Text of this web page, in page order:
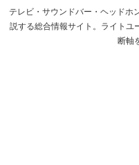
テレビ・サウンドバー・ヘッドホ
説する総合情報サイト。ライトユ
断軸